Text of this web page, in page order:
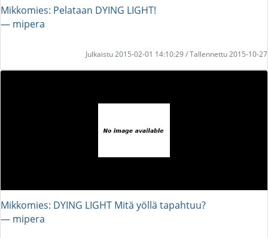
Mikkomies: Pelataan DYING LIGHT!
― mipera
Julkaistu 2015-02-01 14:10:29 / Tallennettu 2015-10-27
Mikkomies: DYING LIGHT Mitä yöllä tapahtuu?
― mipera